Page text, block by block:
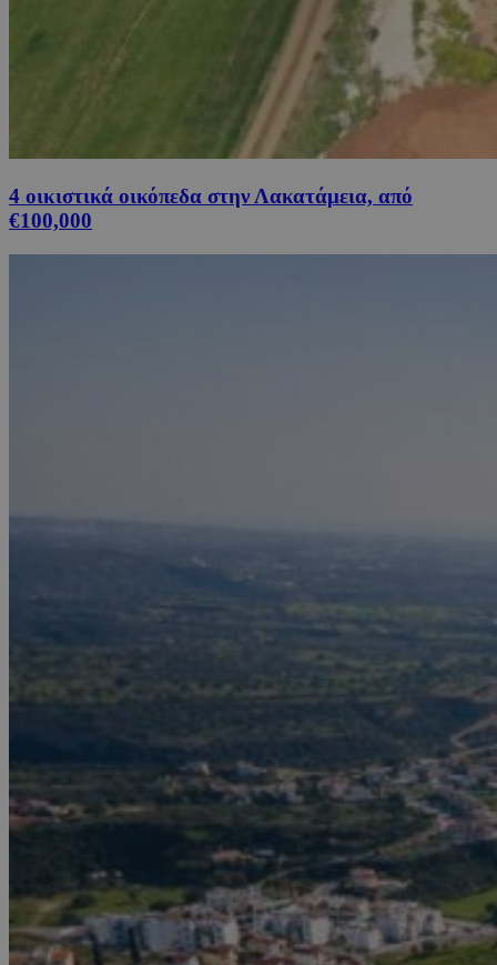
4 οικιστικά οικόπεδα στην Λακατάμεια, από
€100,000